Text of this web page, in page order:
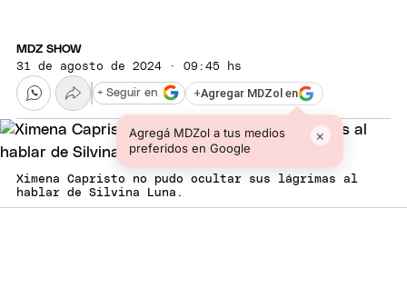
MDZ SHOW
31 de agosto de 2024 · 09:45 hs
+Agregar MDZol en
Agregá MDZol a tus medios
preferidos en Google
×
+ Seguir en
Ximena Capristo no pudo ocultar sus lágrimas al
hablar de Silvina Luna.